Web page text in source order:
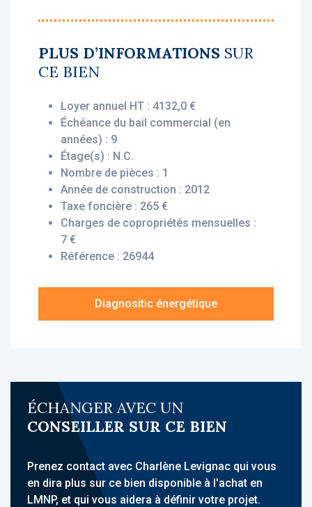
• Gestionnaire : Zenitude
Vous bénéficiez du statut fiscal LMNP
d’impôt sur vos revenus locatifs. Le bien est
exploité par un gestionnaire professionnel
(Zenitude), engagé par un bail commercial,
vous assurant le versement des loyers dès
l’acquisition, que le logement soit loué ou
Description du bien :
Cet appartement T1 situé au 2ème étage
offre un agencement fonctionnel et optimisé
salle d’eau avec wc, des placards, un balcon.
idéalement située à Saint-Cyr-l’École, à
proximité du Château de Versailles, du
quartier d’affaires de Saint-Quentin-en-
Yvelines et de Paris. Elle accueille une
clientèle d’affaires et propose des
hébergements meublés avec services para-
hôteliers. Sa localisation à environ 2 km de la
gare RER C de Saint-Cyr, proche des
PLUS D’INFORMATIONS SUR
CE BIEN
Loyer annuel HT : 4132,0 €
Échéance du bail commercial (en
années) : 9
Étage(s) : N.C.
Nombre de pièces : 1
Année de construction : 2012
Taxe foncière : 265 €
Charges de copropriétés mensuelles :
7 €
Référence : 26944
Diagnositic énergétique
ÉCHANGER AVEC UN
CONSEILLER SUR CE BIEN
Prenez contact avec Charlène Levignac qui vous
en dira plus sur ce bien disponible à l'achat en
LMNP, et qui vous aidera à définir votre projet.